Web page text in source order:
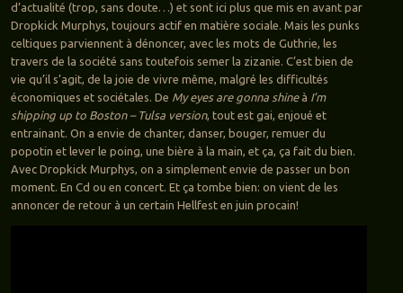
d’actualité (trop, sans doute…) et sont ici plus que mis en avant par
Dropkick Murphys, toujours actif en matière sociale. Mais les punks
celtiques parviennent à dénoncer, avec les mots de Guthrie, les
travers de la société sans toutefois semer la zizanie. C’est bien de
vie qu’il s’agit, de la joie de vivre même, malgré les difficultés
économiques et sociétales. De My eyes are gonna shine à I’m
shipping up to Boston – Tulsa version, tout est gai, enjoué et
entrainant. On a envie de chanter, danser, bouger, remuer du
popotin et lever le poing, une bière à la main, et ça, ça fait du bien.
Avec Dropkick Murphys, on a simplement envie de passer un bon
moment. En Cd ou en concert. Et ça tombe bien: on vient de les
annoncer de retour à un certain Hellfest en juin procain!